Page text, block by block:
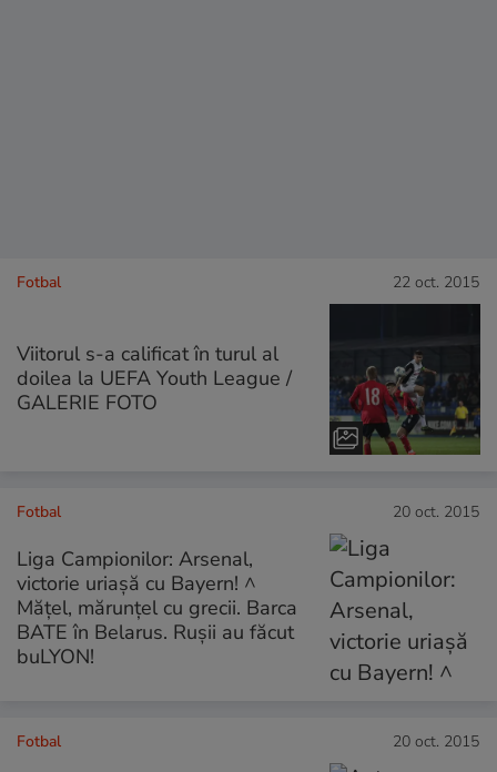
Fotbal 22 oct. 2015
Viitorul s-a calificat în turul al
doilea la UEFA Youth League /
GALERIE FOTO
Fotbal 20 oct. 2015
Liga Campionilor: Arsenal,
victorie uriaşă cu Bayern! ^
Măţel, mărunţel cu grecii. Barca
BATE în Belarus. Ruşii au făcut
buLYON!
Fotbal 20 oct. 2015